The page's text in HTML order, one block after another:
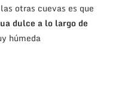
otras cuevas es que
dulce a lo largo de
húmeda